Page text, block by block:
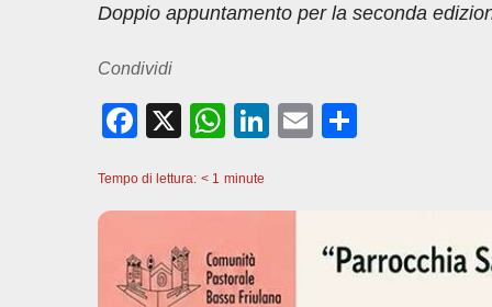
Doppio appuntamento per la seconda
Condividi
F
c
b
o
X
W
at
A
p
Li
n
E
vi
Tempo di lettura: < 1 minute